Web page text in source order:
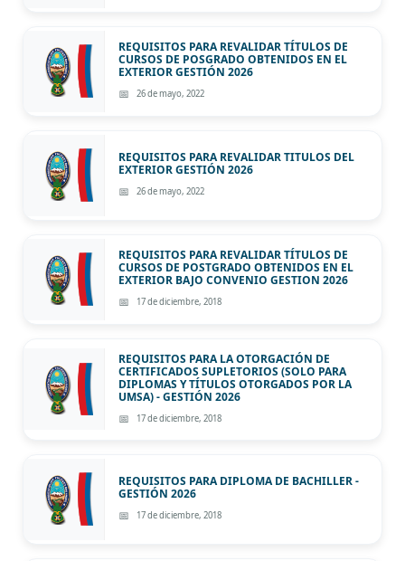
REQUISITOS PARA REVALIDAR TÍTULOS DE
CURSOS DE POSGRADO OBTENIDOS EN EL
EXTERIOR GESTIÓN 2026
26 de mayo, 2022
REQUISITOS PARA REVALIDAR TITULOS DEL
EXTERIOR GESTIÓN 2026
26 de mayo, 2022
REQUISITOS PARA REVALIDAR TÍTULOS DE
CURSOS DE POSTGRADO OBTENIDOS EN EL
EXTERIOR BAJO CONVENIO GESTION 2026
17 de diciembre, 2018
REQUISITOS PARA LA OTORGACIÓN DE
CERTIFICADOS SUPLETORIOS (SOLO PARA
DIPLOMAS Y TÍTULOS OTORGADOS POR LA
UMSA) - GESTIÓN 2026
17 de diciembre, 2018
REQUISITOS PARA DIPLOMA DE BACHILLER -
GESTIÓN 2026
17 de diciembre, 2018